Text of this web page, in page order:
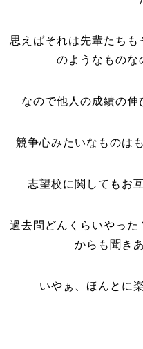
思えばそれは先輩たち
のようなものな
なので他人の成績の伸
競争心みたいなものは
志望校に関してもお
過去問どんくらいやった
からも聞き
いやぁ、ほんとに